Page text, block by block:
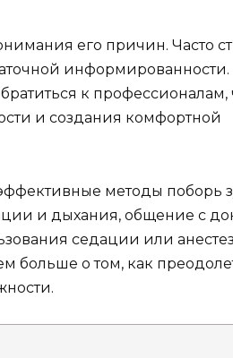
его причин. Часто
информированности.
к профессионалам,
и создания комфортной
методы поборь
и дыхания, общение с
седации или
больше о том, как